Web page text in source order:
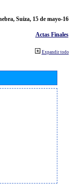
Suiza, 15 de mayo-
Actas Finales
Expandir todo